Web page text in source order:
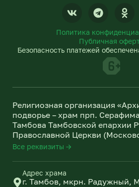
V
k
T
e
e
g
m
O
d
o
k
s
i
k
i
Политика
Публичная
Безопасность платежей
Религиозная организация
подворье – храм прп.
Тамбова Тамбовской епархии
Православной Церкви
Все реквизиты →
Адрес храма
г. Тамбов, мкрн. Радужный,